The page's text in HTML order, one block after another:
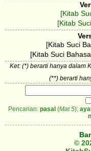
[Kitab
[Kitab
[Kitab Suci
[Kitab Suci
Ket: (*) berarti hanya dalam
(**) berarti
Pencarian: pasal (Mat 5);
©